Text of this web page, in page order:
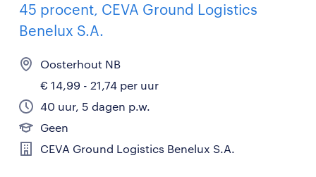
45 procent, CEVA Ground Logistics
Benelux S.A.
Oosterhout NB
€ 14,99 - 21,74 per uur
40 uur, 5 dagen p.w.
Geen
CEVA Ground Logistics Benelux S.A.